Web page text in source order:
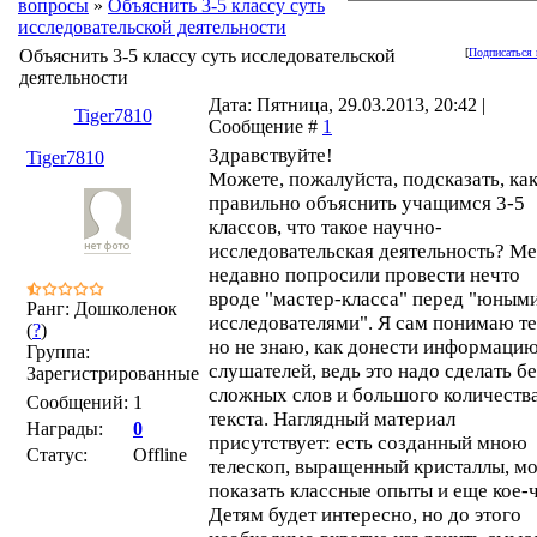
вопросы » Объяснить 3-5 классу суть
исследовательской деятельности
[Подписаться
Объяснить 3-5 классу суть исследовательской
деятельности
Tiger7810
Дата: Пятница, 29.03.2013, 20:42 |
Сообщение # 1
Tiger7810
Ранг: Дошколенок
(?)
Группа:
Зарегистрированные
Сообщений: 1
Награды:
0
Статус:
Offline
Здравствуйте!
Можете, пожалуйста, подсказать, как
правильно объяснить учащимся 3-5
классов, что такое научно-
исследовательская деятельность?
недавно попросили провести нечто
вроде "мастер-класса" перед
исследователями". Я сам понимаю
но не знаю, как донести
слушателей, ведь это надо сделать
сложных слов и большого
текста. Наглядный материал
присутствует: есть созданный мною
телескоп, выращенный кристаллы,
показать классные опыты и еще кое-
Детям будет интересно, но до этого